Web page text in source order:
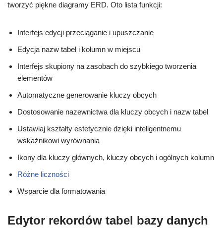
tworzyć piękne diagramy ERD. Oto lista funkcji:
Interfejs edycji przeciąganie i upuszczanie
Edycja nazw tabel i kolumn w miejscu
Interfejs skupiony na zasobach do szybkiego tworzenia
elementów
Automatyczne generowanie kluczy obcych
Dostosowanie nazewnictwa dla kluczy obcych i nazw tabel
Ustawiaj kształty estetycznie dzięki inteligentnemu
wskaźnikowi wyrównania
Ikony dla kluczy głównych, kluczy obcych i ogólnych kolumn
Różne liczności
Wsparcie dla formatowania
Edytor rekordów tabel bazy danych